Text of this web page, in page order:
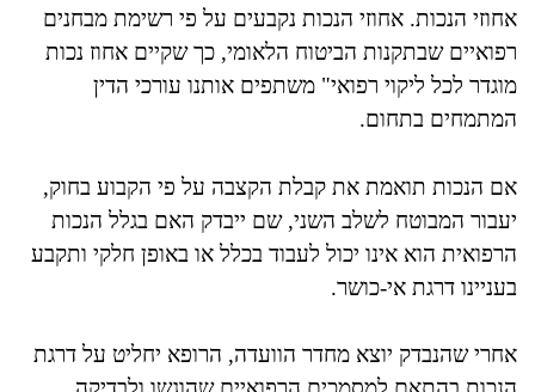
אחוזי הנכות. אחוזי הנכות נקבעים על פי רשימת מבחנים
רפואיים שבתקנות הביטוח הלאומי, כך שקיים אחוז נכות
מוגדר לכל ליקוי רפואי" משתפים אותנו עורכי הדין
המתמחים בתחום.
אם הנכות תואמת את קבלת הקצבה על פי הקבוע בחוק,
יעבור המבוטח לשלב השני, שם ייבדק האם בגלל הנכות
הרפואית הוא אינו יכול לעבוד בכלל או באופן חלקי ותקבע
בעניינו דרגת אי-כושר.
אחרי שהנבדק יוצא מחדר הוועדה, הרופא יחליט על דרגת